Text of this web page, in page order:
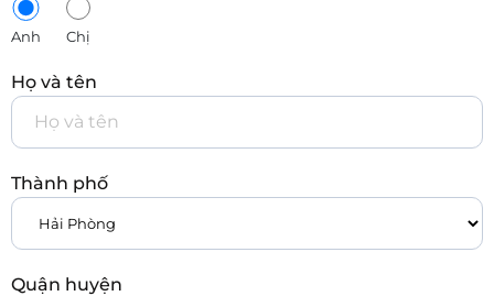
Anh Chị
Họ và tên
Thành phố
Quận huyện